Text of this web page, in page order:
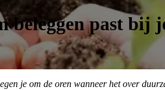
beleggen past bij
je om de oren wanneer het over